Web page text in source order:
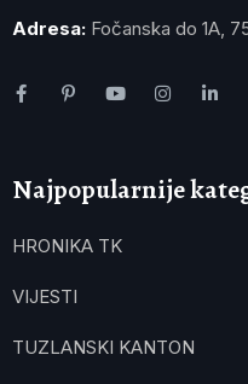
Adresa: Fočanska do 1A,
Najpopularnije
HRONIKA TK
VIJESTI
TUZLANSKI KANTON